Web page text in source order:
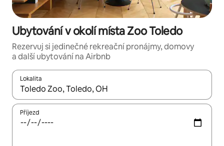
Ubytování v okolí místa Zoo Toledo
Rezervuj si jedinečné rekreační pronájmy, domovy
a další ubytování na Airbnb
Lokalita
Až budou výsledky k dispozici, můžeš si je procházet pomocí
Příjezd